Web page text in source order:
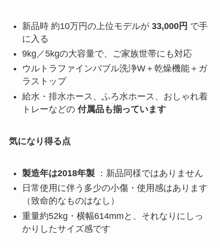
新品時 約10万円の上位モデルが 33,000円 で手
に入る
9kg／5kgの大容量で、ご家族世帯にも対応
ウルトラファインバブル洗浄W＋乾燥機能＋ガ
ラストップ
給水・排水ホース、ふろ水ホース、おしゃれ着
トレーなどの付属品も揃っています
気になり得る点
製造年は2018年製：新品同様ではありません
日常使用に伴う多少の小傷・使用感はあります
（致命的なものはなし）
重量約52kg・横幅614mmと、それなりにしっ
かりしたサイズ感です